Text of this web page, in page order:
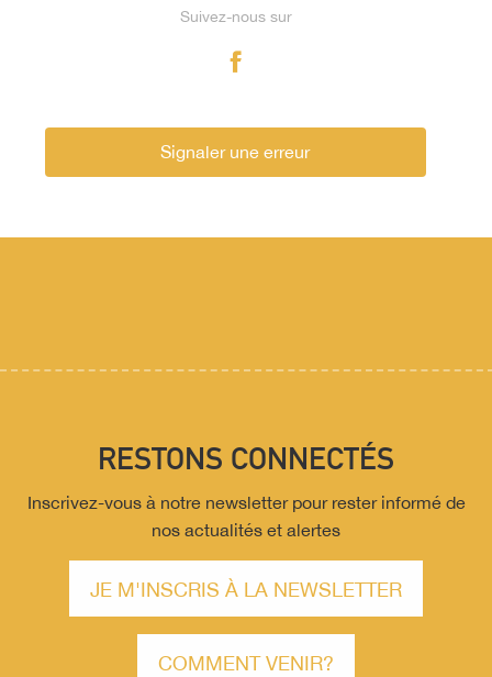
Suivez-nous sur
Signaler une erreur
RESTONS CONNECTÉS
Inscrivez-vous à notre newsletter pour rester informé de
nos actualités et alertes
JE M'INSCRIS À LA NEWSLETTER
COMMENT VENIR?